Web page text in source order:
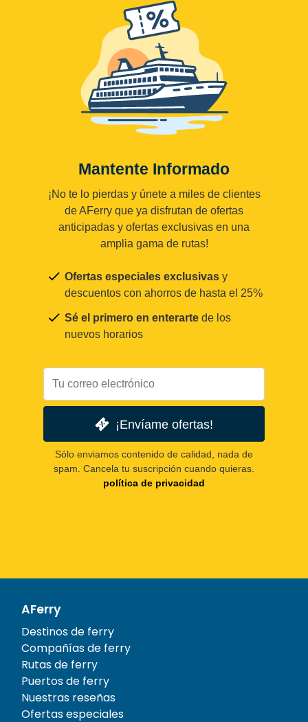
Mantente Informado
¡No te lo pierdas y únete a miles de clientes
de AFerry que ya disfrutan de ofertas
anticipadas y ofertas exclusivas en una
amplia gama de rutas!
Ofertas especiales exclusivas y
descuentos con ahorros de hasta el 25%
Sé el primero en enterarte de los
nuevos horarios
¡Envíame ofertas!
Sólo enviamos contenido de calidad, nada de
spam. Cancela tu suscripción cuando quieras.
política de privacidad
AFerry
Destinos de ferry
Compañías de ferry
Rutas de ferry
Puertos de ferry
Nuestras reseñas
Ofertas especiales